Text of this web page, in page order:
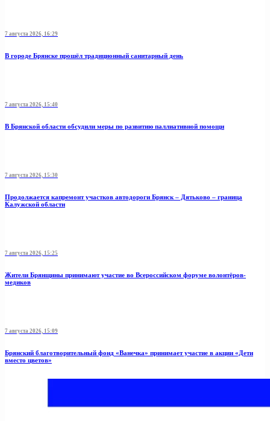
7 августа 2026, 16:29
В городе Брянске прошёл традиционный санитарный день
7 августа 2026, 15:40
В Брянской области обсудили меры по развитию паллиативной помощи
7 августа 2026, 15:30
Продолжается капремонт участков автодороги Брянск – Дятьково – граница
Калужской области
7 августа 2026, 15:25
Жители Брянщины принимают участие во Всероссийском форуме волонтёров-
медиков
7 августа 2026, 15:09
Брянский благотворительный фонд «Ванечка» принимает участие в акции «Дети
вместо цветов»